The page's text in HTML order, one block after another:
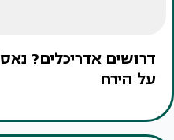
דרושים אדריכלים?
על הירח